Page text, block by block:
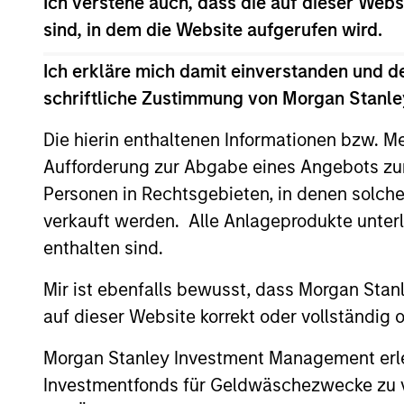
sind, in dem die Website aufgerufen wird.
Ich erkläre mich damit einverstanden und
schriftliche Zustimmung von Morgan
Die hierin enthaltenen Informationen bzw.
Aufforderung zur Abgabe eines Angebots
Personen in Rechtsgebieten, in denen
verkauft werden. Alle Anlageprodukte
enthalten sind.
Mir ist ebenfalls bewusst, dass Morgan
auf dieser Website korrekt oder vollständig
Morgan Stanley Investment Management
Investmentfonds für Geldwäschezwecke
Dieses Material enthält Informationen über die Teilfonds
Variable). (die „Gesellschaft“), die im Großherzogtum
Anträge auf Anteile an den Teilfonds sollten erst
Document („KIID“), der Jahres- und Halbjahresbericht
Centre, 6B route de Trèves, L-2633 Senningerberg,
Informationen in Bezug auf Nachhaltigkeitsaspekte des
Italienische Anleger sollten darüber hinaus das
Hongkong“ im Verkaufsprospekt beachten.
Halbjahresberichte sowie zusätzliche Informationen
Général-Dufour, 1204 Genf, Schweiz. Die Schweizer
Beendet die Verwaltungsgesellschaft des
registriert ist, so geschieht dies in Übereinstimmung mit
Performanceangaben werden auf Basis der
Anteilen anfallen, werden nicht berücksichtigt. Alle